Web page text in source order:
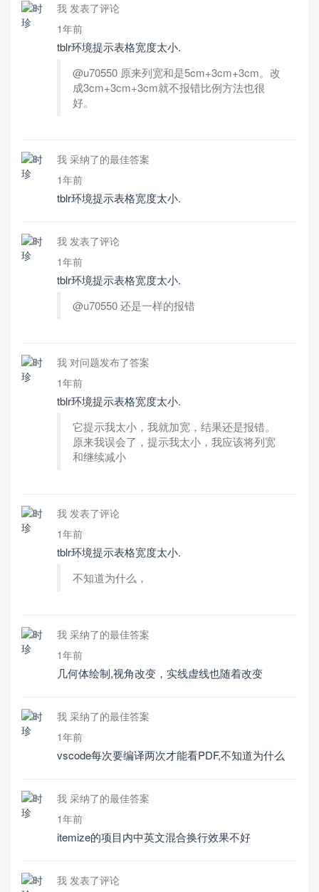
我 发表了评论
1年前
tblr环境提示表格宽度太小.
@u70550 原来列宽和是5cm+3cm+3cm。改
成3cm+3cm+3cm就不报错比例方法也很
好。
我 采纳了的最佳答案
1年前
tblr环境提示表格宽度太小.
我 发表了评论
1年前
tblr环境提示表格宽度太小.
@u70550 还是一样的报错
我 对问题发布了答案
1年前
tblr环境提示表格宽度太小.
它提示我太小，我就加宽，结果还是报错。
原来我误会了，提示我太小，我应该将列宽
和继续减小
我 发表了评论
1年前
tblr环境提示表格宽度太小.
不知道为什么，
我 采纳了的最佳答案
1年前
几何体绘制,视角改变，实线虚线也随着改变
我 采纳了的最佳答案
1年前
vscode每次要编译两次才能看PDF,不知道为什么
我 采纳了的最佳答案
1年前
itemize的项目内中英文混合换行效果不好
我 发表了评论